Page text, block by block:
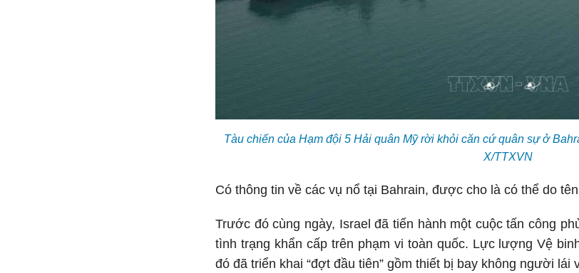
Tàu chiến của Hạm đội 5 Hải quân Mỹ rời khỏi căn cứ quân sự ở
X/TTXVN
Có thông tin về các vụ nổ tại Bahrain, được cho là có thể do
Trước đó cùng ngày, Israel đã tiến hành một cuộc tấn công
tình trạng khẩn cấp trên phạm vi toàn quốc. Lực lượng Vệ
đó đã triển khai “đợt đầu tiên” gồm thiết bị bay không người lái